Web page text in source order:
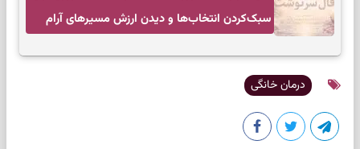
سبک‌کردن انتخاب‌ها و دیدن ارزش مسیرهای آرام
درمان خانگی